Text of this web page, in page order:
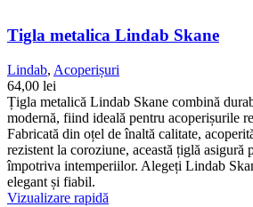
Tigla metalica Lindab Skane
Lindab, Acoperișuri
64,00 lei
Țigla metalică Lindab Skane combină
modernă, fiind ideală pentru acoperișurile
Fabricată din oțel de înaltă calitate,
rezistent la coroziune, această țiglă asigură
împotriva intemperiilor. Alegeți Lindab
elegant și fiabil.
Vizualizare rapidă